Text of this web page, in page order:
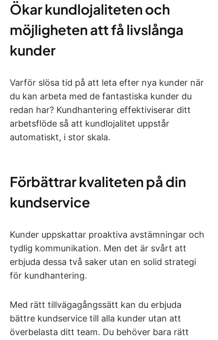
Ökar kundlojaliteten och
möjligheten att få livslånga
kunder
Varför slösa tid på att leta efter nya kunder när
du kan arbeta med de fantastiska kunder du
redan har? Kundhantering effektiviserar ditt
arbetsflöde så att kundlojalitet uppstår
automatiskt, i stor skala.
Förbättrar kvaliteten på din
kundservice
Kunder uppskattar proaktiva avstämningar och
tydlig kommunikation. Men det är svårt att
erbjuda dessa två saker utan en solid strategi
för kundhantering.
Med rätt tillvägagångssätt kan du erbjuda
bättre kundservice till alla kunder utan att
överbelasta ditt team. Du behöver bara rätt